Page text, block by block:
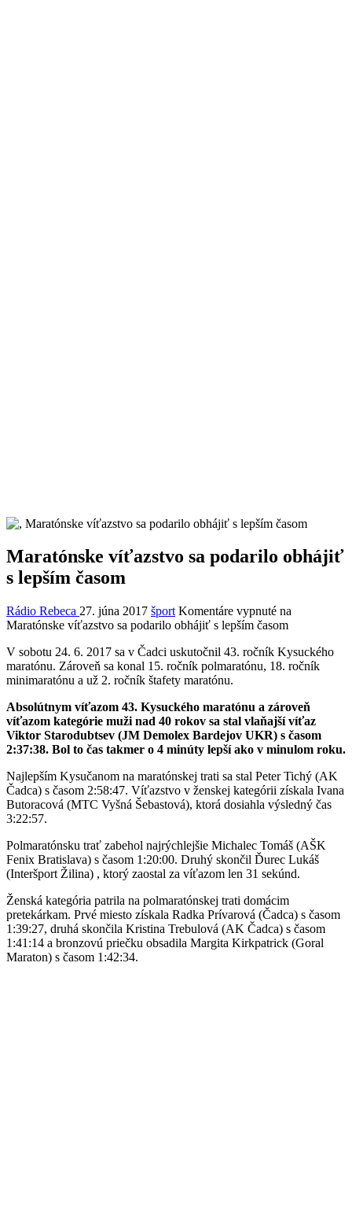
Maratónske víťazstvo sa podarilo obhájiť
s lepším časom
Rádio Rebeca 27. júna 2017 šport Komentáre vypnuté na
Maratónske víťazstvo sa podarilo obhájiť s lepším časom
V sobotu 24. 6. 2017 sa v Čadci uskutočnil 43. ročník Kysuckého
maratónu. Zároveň sa konal 15. ročník polmaratónu, 18. ročník
minimaratónu a už 2. ročník štafety maratónu.
Absolútnym víťazom 43. Kysuckého maratónu a zároveň
víťazom kategórie muži nad 40 rokov sa stal vlaňajší víťaz
Viktor Starodubtsev (JM Demolex Bardejov UKR) s časom
2:37:38. Bol to čas takmer o 4 minúty lepší ako v minulom roku.
Najlepším Kysučanom na maratónskej trati sa stal Peter Tichý (AK
Čadca) s časom 2:58:47. Víťazstvo v ženskej kategórii získala Ivana
Butoracová (MTC Vyšná Šebastová), ktorá dosiahla výsledný čas
3:22:57.
Polmaratónsku trať zabehol najrýchlejšie Michalec Tomáš (AŠK
Fenix Bratislava) s časom 1:20:00. Druhý skončil Ďurec Lukáš
(Interšport Žilina) , ktorý zaostal za víťazom len 31 sekúnd.
Ženská kategória patrila na polmaratónskej trati domácim
pretekárkam. Prvé miesto získala Radka Prívarová (Čadca) s časom
1:39:27, druhá skončila Kristina Trebulová (AK Čadca) s časom
1:41:14 a bronzovú priečku obsadila Margita Kirkpatrick (Goral
Maraton) s časom 1:42:34.